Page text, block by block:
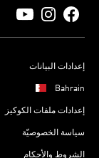
إعدادات البيانات
Bahrain
إعدادات ملفات الكوكيز
سياسة الخصوصيّة
الشروط والأحكام